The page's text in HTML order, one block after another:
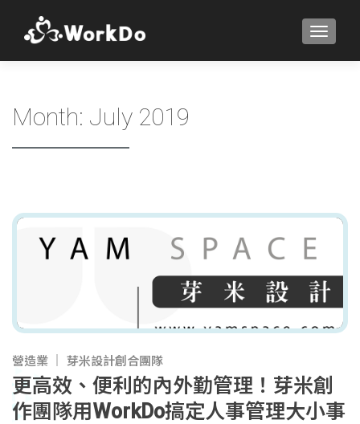
Month: July 2019
營造業 芽米設計創合團隊
更高效、便利的內外勤管理！芽米創
作團隊用WorkDo搞定人事管理大小事